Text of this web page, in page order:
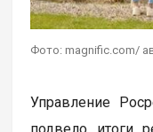
Фото: magnific.com/
Управление